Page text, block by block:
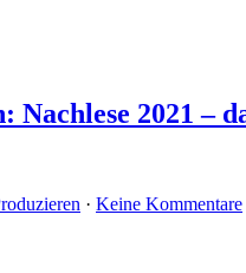
Nachlese 2021 –
· Keine Kommentare